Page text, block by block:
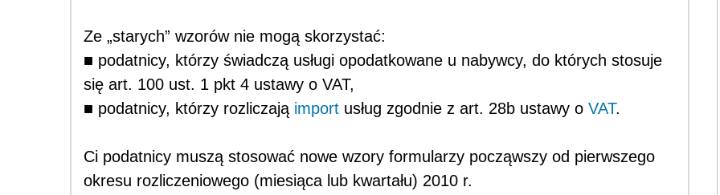
Ze „starych” wzorów nie mogą skorzystać:
■ podatnicy, którzy świadczą usługi opodatkowane u nabywcy, do których stosuje
się art. 100 ust. 1 pkt 4 ustawy o VAT,
■ podatnicy, którzy rozliczają import usług zgodnie z art. 28b ustawy o VAT.
Ci podatnicy muszą stosować nowe wzory formularzy począwszy od pierwszego
okresu rozliczeniowego (miesiąca lub kwartału) 2010 r.